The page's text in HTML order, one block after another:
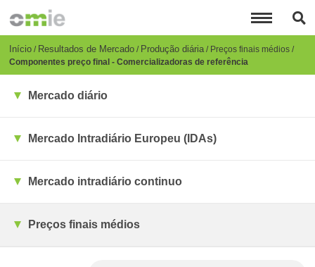
para
conteúdo
principal
Breadcrumb
Início Resultados de Mercado Produção diária Preços finais médios
Componentes preço final - Comercializadoras de referência
Mercado diário
Mercado Intradiário Europeu (IDAs)
Mercado intradiário continuo
Preços finais médios